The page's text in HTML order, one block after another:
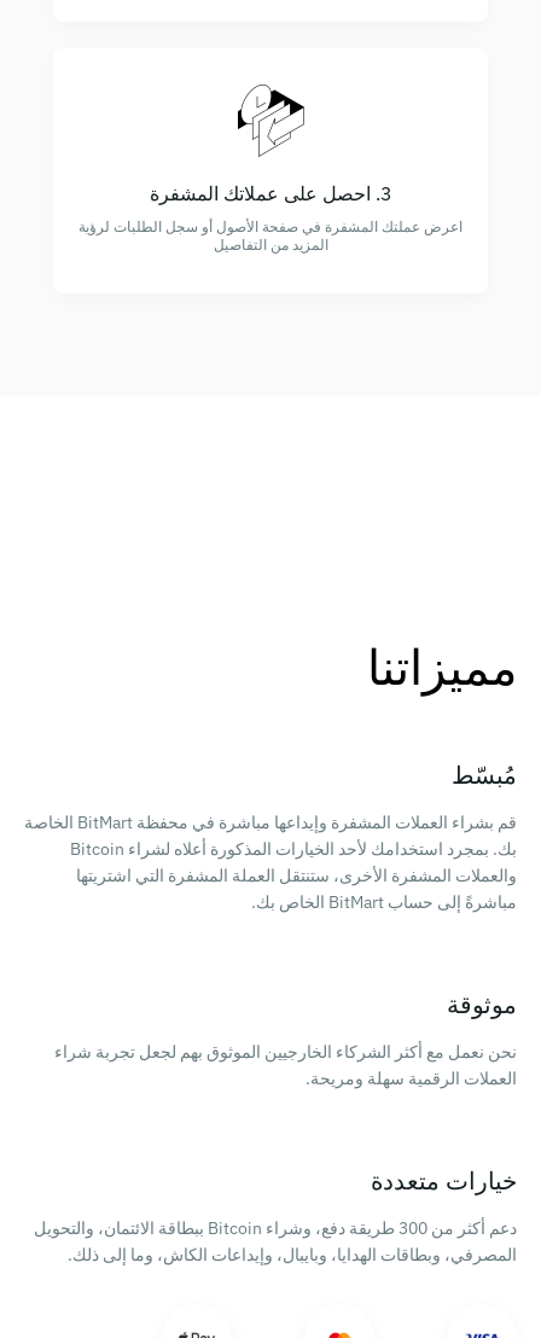
3. احصل على عملاتك المشفرة
اعرض عملتك المشفرة في صفحة الأصول أو سجل الطلبات لرؤية
المزيد من التفاصيل
مميزاتنا
مُبسّط
قم بشراء العملات المشفرة وإيداعها مباشرة في محفظة BitMart الخاصة
بك. بمجرد استخدامك لأحد الخيارات المذكورة أعلاه لشراء Bitcoin
والعملات المشفرة الأخرى، ستنتقل العملة المشفرة التي اشتريتها
مباشرةً إلى حساب BitMart الخاص بك.
موثوقة
نحن نعمل مع أكثر الشركاء الخارجيين الموثوق بهم لجعل تجربة شراء
العملات الرقمية سهلة ومريحة.
خيارات متعددة
دعم أكثر من 300 طريقة دفع، وشراء Bitcoin ببطاقة الائتمان، والتحويل
المصرفي، وبطاقات الهدايا، وبايبال، وإيداعات الكاش، وما إلى ذلك.